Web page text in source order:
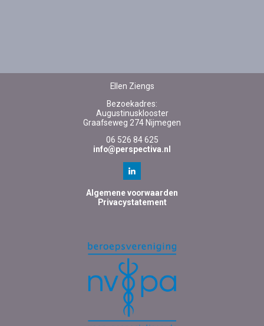
Ellen Ziengs
Bezoekadres:
Augustinusklooster
Graafseweg 274 Nijmegen
06 526 84 625
info@perspectiva.nl
Algemene voorwaarden
Privacystatement